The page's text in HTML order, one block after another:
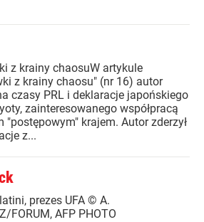
z krainy chaosuW artykule
z krainy chaosu" (nr 16) autor
czasy PRL i deklaracje japońskiego
zainteresowanego współpracą
"postępowym" krajem. Autor zderzył
z...
prezes UFA © A.
FORUM, AFP PHOTO